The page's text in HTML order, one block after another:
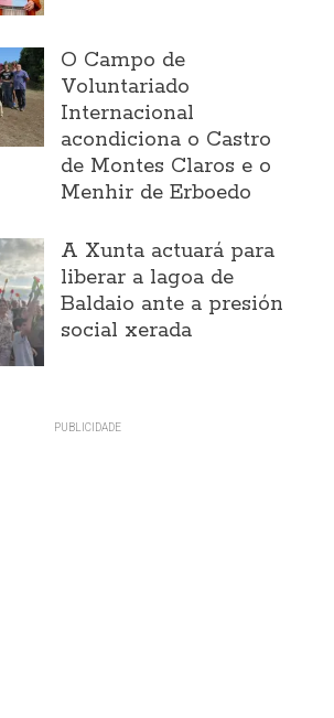
O Campo de
Voluntariado
Internacional
acondiciona o Castro
de Montes Claros e o
Menhir de Erboedo
A Xunta actuará para
liberar a lagoa de
Baldaio ante a presión
social xerada